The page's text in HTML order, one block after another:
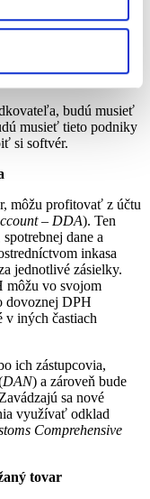
kráľovstva.
schému na podporu
v elektronickom
budú musieť
musieť tieto podniky
si softvér.
môžu profitovať z účtu
– DDA). Ten
dane a
inkasa
jednotlivé zásielky.
môžu vo svojom
dovoznej DPH
v iných častiach
ich zástupcovia,
DAN) a zároveň bude
sa nové
využívať odklad
Comprehensive
tovar